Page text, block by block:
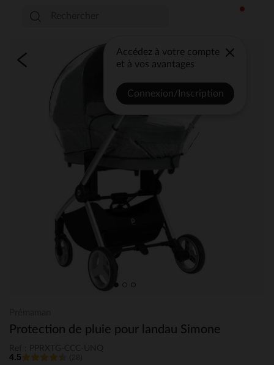
Accédez à votre compte
et à vos avantages
Connexion/Inscription
Protection de pluie pour landau Simone
4.5